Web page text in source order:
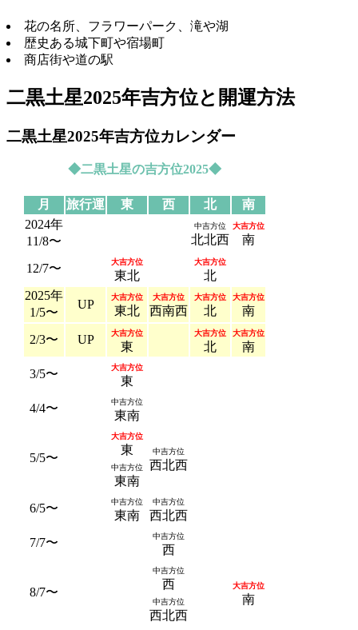
花の名所、フラワーパーク、滝や湖
歴史ある城下町や宿場町
商店街や道の駅
二黒土星2025年吉方位と開運方法
二黒土星2025年吉方位カレンダー
◆二黒土星の吉方位2025◆
月 旅行運 東 西 北
南
2024年
11/8〜
中吉方位
北北西
大吉方位
南
12/7〜 大吉方位
東北
大吉方位
北
2025年
1/5〜
UP
大吉方位
東北
大吉方位
西南西
大吉方位
北
大吉方位
南
2/3〜 UP 大吉方位
東
大吉方位
北
大吉方位
南
3/5〜
大吉方位
東
4/4〜
中吉方位
東南
5/5〜
大吉方位
東
中吉方位
東南
中吉方位
西北西
6/5〜 中吉方位
東南
中吉方位
西北西
7/7〜
中吉方位
西
8/7〜
中吉方位
西
中吉方位
西北西
大吉方位
南